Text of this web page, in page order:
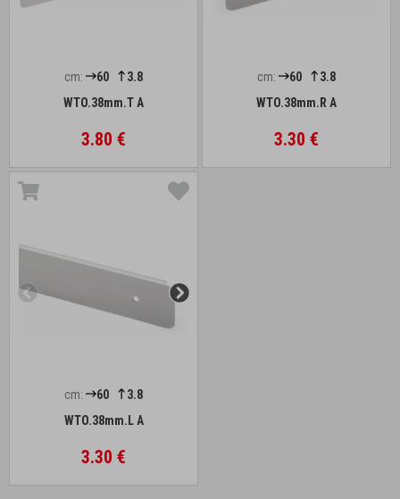
cm: 60
3.8
WTO.38mm.T A
3.80 €
cm: 60
3.8
WTO.38mm.R A
3.30 €
cm: 60
3.8
WTO.38mm.L A
3.30 €